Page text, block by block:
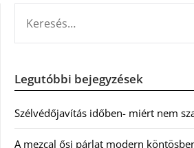
Legutóbbi bejegyzések
Szélvédőjavítás időben- miért nem
A mezcal ősi párlat modern